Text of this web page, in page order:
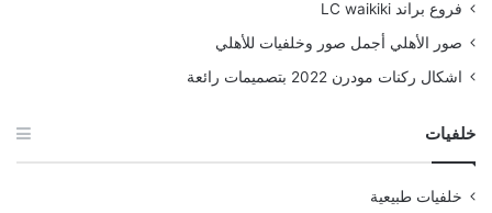
فروع براند LC waikiki
صور الأهلي أجمل صور وخلفيات للأهلي
اشكال ركنات مودرن 2022 بتصميمات رائعة
خلفيات
خلفيات طبيعية